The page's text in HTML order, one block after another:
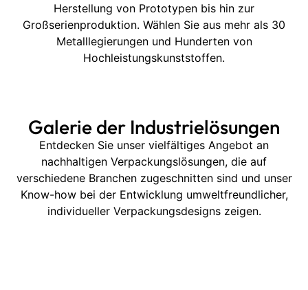
Herstellung von Prototypen bis hin zur
Großserienproduktion. Wählen Sie aus mehr als 30
Metalllegierungen und Hunderten von
Hochleistungskunststoffen.
Galerie der Industrielösungen
Entdecken Sie unser vielfältiges Angebot an
nachhaltigen Verpackungslösungen, die auf
verschiedene Branchen zugeschnitten sind und unser
Know-how bei der Entwicklung umweltfreundlicher,
individueller Verpackungsdesigns zeigen.